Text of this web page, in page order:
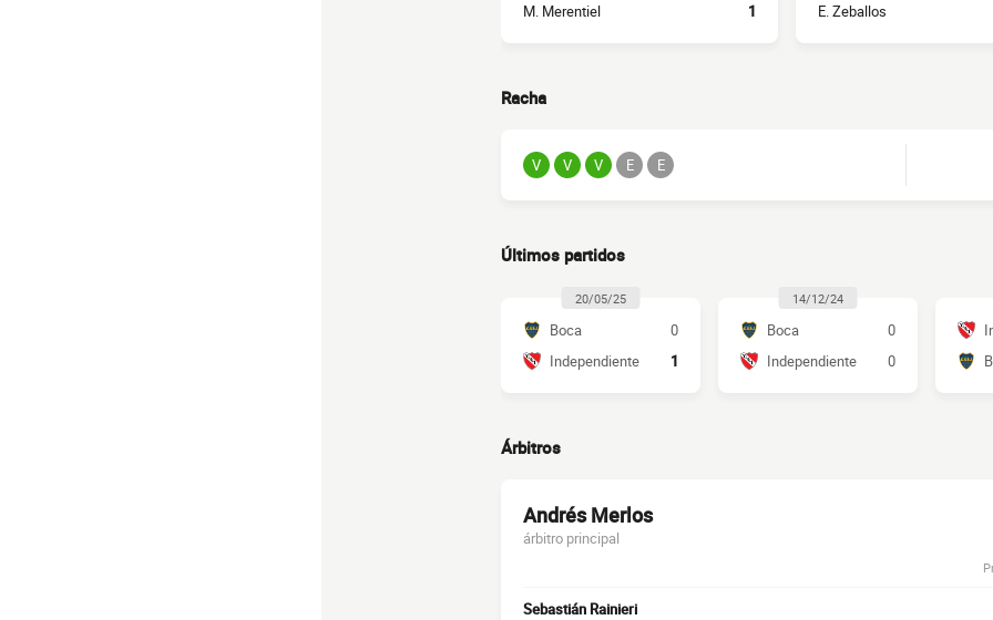
M. Merentiel 1 E. Zeballos
Racha
V V V E E
Últimos partidos
20/05/25
Boca
0
Independiente
1
14/12/24
Boca
0
Independiente
0
Árbitros
Andrés Merlos
árbitro principal
Sebastián Rainieri